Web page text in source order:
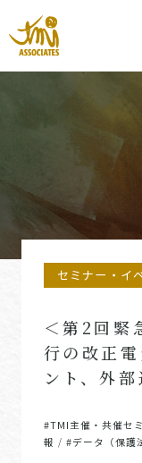
セミナー・イ
＜第2回緊
行の改正
ント、外
#TMI主催・共催セ
報 / #データ（保護